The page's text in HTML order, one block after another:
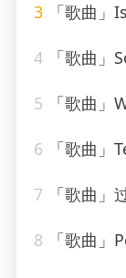
3 「歌曲
4 「歌曲
5 「歌曲」
6 「歌曲
7 「歌曲」过
8 「歌曲」